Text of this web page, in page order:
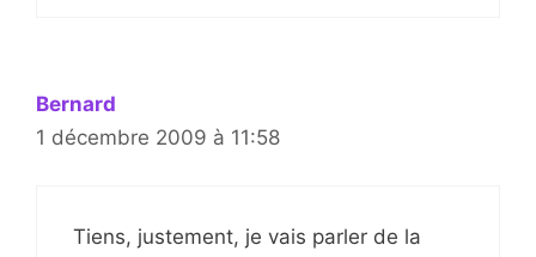
Bernard
1 décembre 2009 à 11:58
Tiens, justement, je vais parler de la